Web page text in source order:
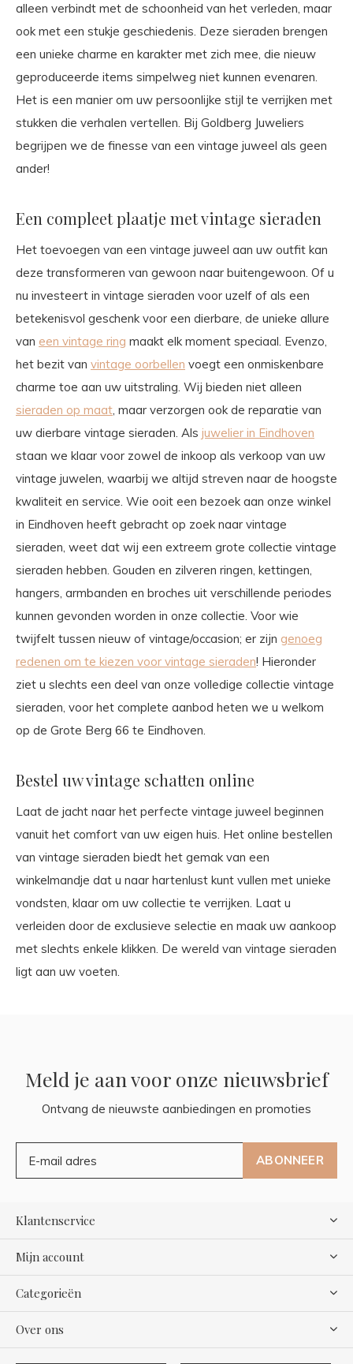
alleen verbindt met de schoonheid van het verleden, maar
ook met een stukje geschiedenis. Deze sieraden brengen
een unieke charme en karakter met zich mee, die nieuw
geproduceerde items simpelweg niet kunnen evenaren.
Het is een manier om uw persoonlijke stijl te verrijken met
stukken die verhalen vertellen. Bij Goldberg Juweliers
begrijpen we de finesse van een vintage juweel als geen
ander!
Een compleet plaatje met vintage sieraden
Het toevoegen van een vintage juweel aan uw outfit kan
deze transformeren van gewoon naar buitengewoon. Of u
nu investeert in vintage sieraden voor uzelf of als een
betekenisvol geschenk voor een dierbare, de unieke allure
van een vintage ring maakt elk moment speciaal. Evenzo,
het bezit van vintage oorbellen voegt een onmiskenbare
charme toe aan uw uitstraling. Wij bieden niet alleen
sieraden op maat, maar verzorgen ook de reparatie van
uw dierbare vintage sieraden. Als juwelier in Eindhoven
staan we klaar voor zowel de inkoop als verkoop van uw
vintage juwelen, waarbij we altijd streven naar de hoogste
kwaliteit en service. Wie ooit een bezoek aan onze winkel
in Eindhoven heeft gebracht op zoek naar vintage
sieraden, weet dat wij een extreem grote collectie vintage
sieraden hebben. Gouden en zilveren ringen, kettingen,
hangers, armbanden en broches uit verschillende periodes
kunnen gevonden worden in onze collectie. Voor wie
twijfelt tussen nieuw of vintage/occasion; er zijn genoeg
redenen om te kiezen voor vintage sieraden! Hieronder
ziet u slechts een deel van onze volledige collectie vintage
sieraden, voor het complete aanbod heten we u welkom
op de Grote Berg 66 te Eindhoven.
Bestel uw vintage schatten online
Laat de jacht naar het perfecte vintage juweel beginnen
vanuit het comfort van uw eigen huis. Het online bestellen
van vintage sieraden biedt het gemak van een
winkelmandje dat u naar hartenlust kunt vullen met unieke
vondsten, klaar om uw collectie te verrijken. Laat u
verleiden door de exclusieve selectie en maak uw aankoop
met slechts enkele klikken. De wereld van vintage sieraden
ligt aan uw voeten.
Meld je aan voor onze nieuwsbrief
Ontvang de nieuwste aanbiedingen en promoties
ABONNEER
Klantenservice
Mijn account
Categorieën
Over ons